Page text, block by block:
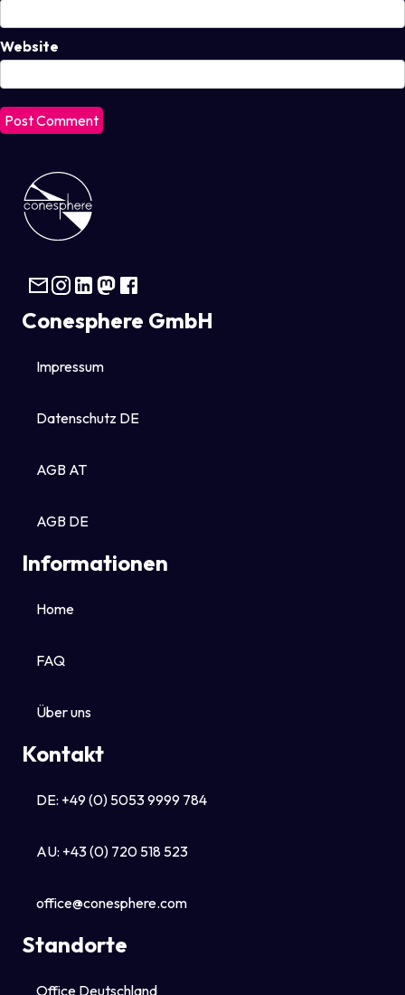
Website
Conesphere GmbH
Impressum
Datenschutz DE
AGB AT
AGB DE
Informationen
Home
FAQ
Über uns
Kontakt
DE: +49 (0) 5053 9999 784
AU: +43 (0) 720 518 523
office@conesphere.com
Standorte
Office Deutschland